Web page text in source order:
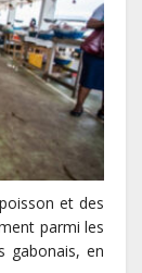
et des
parmi les
gabonais, en